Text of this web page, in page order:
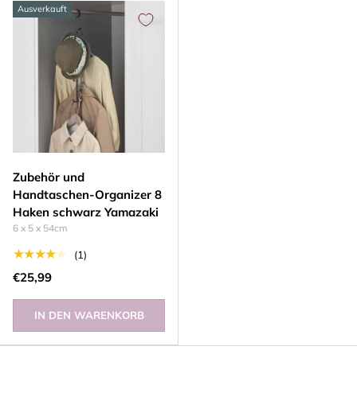
Ausverkauft
Zubehör und
Handtaschen-Organizer 8
Haken schwarz Yamazaki
6 x 5 x 54cm
★★★★★ (1)
€25,99
IN DEN WARENKORB